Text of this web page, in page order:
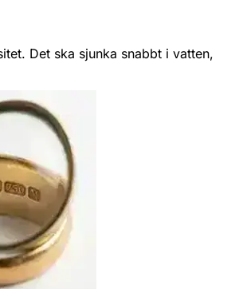
Det ska sjunka snabbt i vatten,